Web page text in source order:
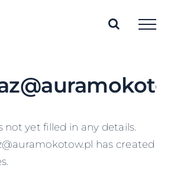
not yet filled in any details.
has created